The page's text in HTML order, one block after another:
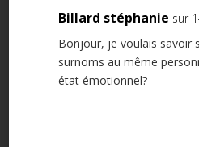
Billard stéphanie sur
Bonjour, je voulais savoir
surnoms au même
état émotionnel?